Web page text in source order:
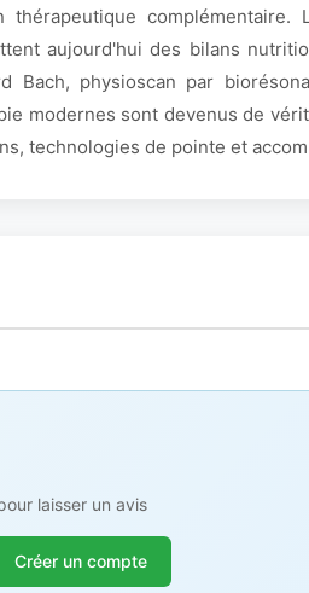
aujourd'hui des bilans
physioscan par
modernes sont devenus de
technologies de pointe et
laisser un avis
Créer un compte